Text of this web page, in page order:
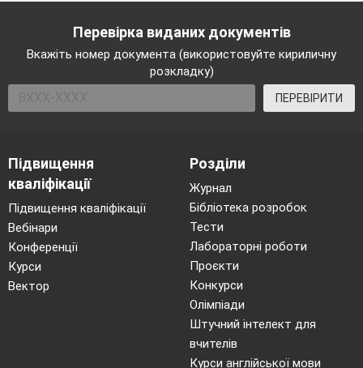
інформатики. Робочий зошит. 2 клас. – К.:
Видавничий дім «Основа», 2014.
Перевірка виданих документів
Вкажіть номер документа (використовуйте кириличну
розкладку)
ПЕРЕВІРИТИ
Підвищення
кваліфікації
Підвищення кваліфікації
Вебінари
Конференції
Курси
Вектор
Розділи
Журнал
Бібліотека розробок
Тести
Лабораторні роботи
Проєкти
Конкурси
Олімпіади
Штучний інтелект для
вчителів
Курси англійської мови